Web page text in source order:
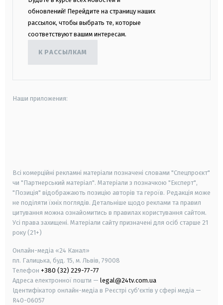
обновлений! Перейдите на страницу наших
рассылок, чтобы выбрать те, которые
соответствуют вашим интересам.
К РАССЫЛКАМ
Наши приложения:
Всі комерційні рекламні матеріали позначені словами "Спецпроєкт"
чи "Партнерський матеріал". Матеріали з позначкою "Експерт",
"Позиція" відображають позицію авторів та героїв. Редакція може
не поділяти їхніх поглядів. Детальніше щодо реклами та правил
цитування можна ознайомитись в правилах користування сайтом.
Усі права захищені. Матеріали сайту призначені для осіб старше 21
року (21+)
Онлайн-медіа «24 Канал»
пл. Галицька, буд. 15, м. Львів, 79008
Телефон +380 (32) 229-77-77
Адреса електронної пошти — legal@24tv.com.ua
Ідентифікатор онлайн-медіа в Реєстрі суб'єктів у сфері медіа —
R40-06057